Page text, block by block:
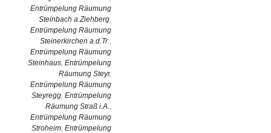
Entrümpelung Räumung
Steinbach a.Ziehberg,
Entrümpelung Räumung
Steinerkirchen a.d.Tr.,
Entrümpelung Räumung
Steinhaus, Entrümpelung
Räumung Steyr,
Entrümpelung Räumung
Steyregg, Entrümpelung
Räumung Straß i.A.,
Entrümpelung Räumung
Stroheim, Entrümpelung